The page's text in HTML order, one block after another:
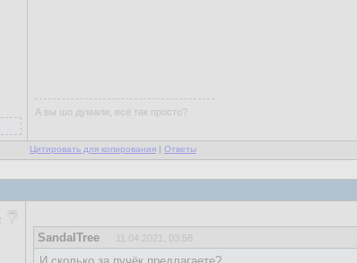
А вы шо думали, всё так просто?
Цитировать для копирования | Ответы
SandalTree 11.04.2021, 03:58